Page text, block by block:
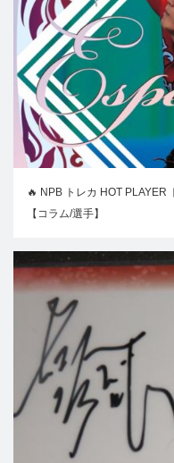
🔥 NPB トレカ HOT PLAYER
【コラム/選手】